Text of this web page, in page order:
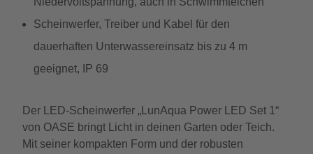
Scheinwerfer, Treiber und Kabel für den
dauerhaften Unterwassereinsatz bis zu 4 m
geeignet, IP 69
Der LED-Scheinwerfer „LunAqua Power LED Set 1“
von OASE bringt Licht in deinen Garten oder Teich.
Mit seiner kompakten Form und der robusten